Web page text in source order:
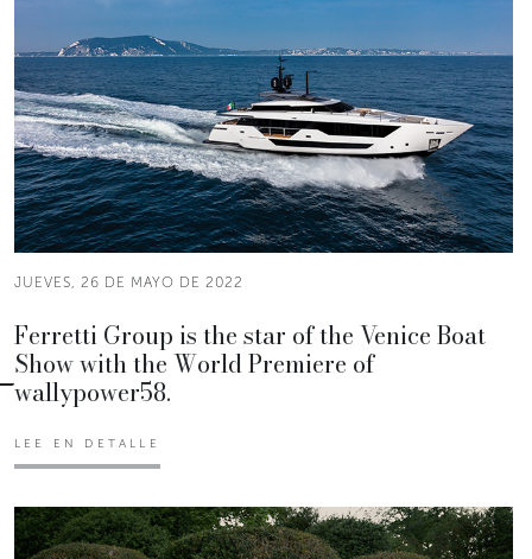
JUEVES, 26 DE MAYO DE 2022
Ferretti Group is the star of the Venice Boat
Show with the World Premiere of
wallypower58.
LEE EN DETALLE